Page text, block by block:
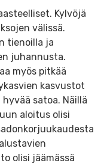
Kylvöjä
välissä.
tienoilla ja
juhannusta.
myös pitkää
kasvustot
satoa. Näillä
aloitus olisi
olisi jäämässä